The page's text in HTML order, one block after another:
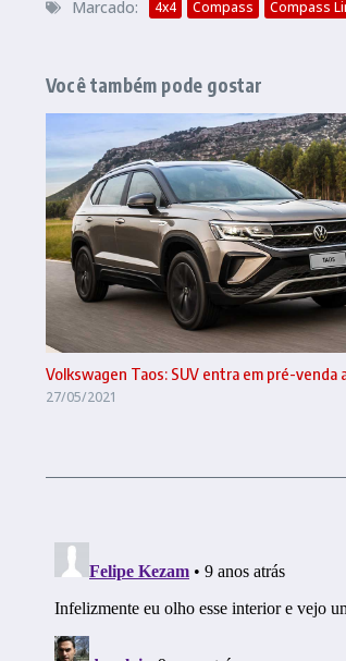
Marcado: 4x4 Compass Compass
Você também pode gostar
Volkswagen Taos: SUV entra em pré-venda
27/05/2021